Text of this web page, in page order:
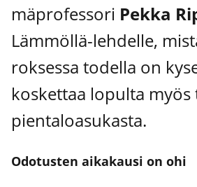
mä­pro­fes­so­ri Pek­ka
Läm­möl­lä-leh­del­le,
rok­ses­sa todel­la on
kos­ket­taa lopul­ta myös
pien­ta­loa­su­kas­ta.
Odo­tus­ten aika­kausi on ohi